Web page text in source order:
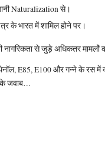
Naturalization से।
के भारत में शामिल होने पर।
से जुड़े अधिकतर मामलों
E85, E100 और गन्ने के रस में
के जवाब…